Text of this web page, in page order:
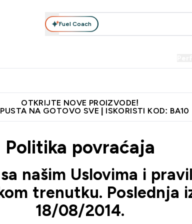
Fuel Coach
OTKRIJTE NOVE PROIZVODE!
NA GOTOVO SVE | ISKORISTI KOD: BA10
Politika povraćaja
našim Uslovima i
trenutku. Poslednja
18/08/2014.